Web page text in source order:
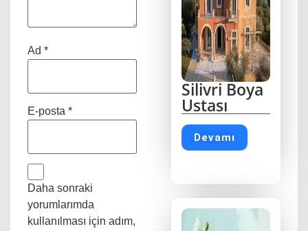
Ad *
E-posta *
Daha sonraki
yorumlarımda
kullanılması için adım,
Silivri Boya
Ustası
Devamı